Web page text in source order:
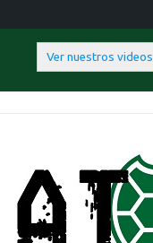
Ver nuestros videos